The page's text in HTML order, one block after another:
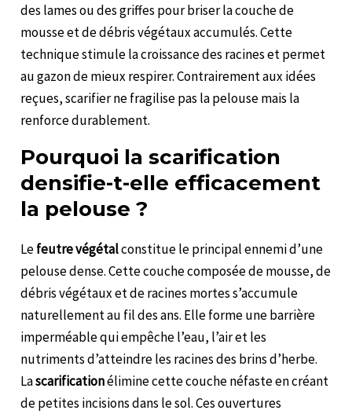
des lames ou des griffes pour briser la couche de
mousse et de débris végétaux accumulés. Cette
technique stimule la croissance des racines et permet
au gazon de mieux respirer. Contrairement aux idées
reçues, scarifier ne fragilise pas la pelouse mais la
renforce durablement.
Pourquoi la scarification
densifie-t-elle efficacement
la pelouse ?
Lefeutre végétalconstitue le principal ennemi d’une
pelouse dense. Cette couche composée de mousse, de
débris végétaux et de racines mortes s’accumule
naturellement au fil des ans. Elle forme une barrière
imperméable qui empêche l’eau, l’air et les
nutriments d’atteindre les racines des brins d’herbe.
Lascarificationélimine cette couche néfaste en créant
de petites incisions dans le sol. Ces ouvertures